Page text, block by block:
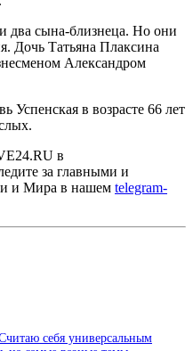
два сына-близнеца. Но они
Дочь Татьяна Плаксина
Александром
Успенская в возрасте 66 лет
в
за главными и
и Мира в нашем telegram-
себя универсальным